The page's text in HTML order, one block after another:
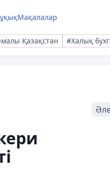
Мақалалар
Қазақстан #Халық